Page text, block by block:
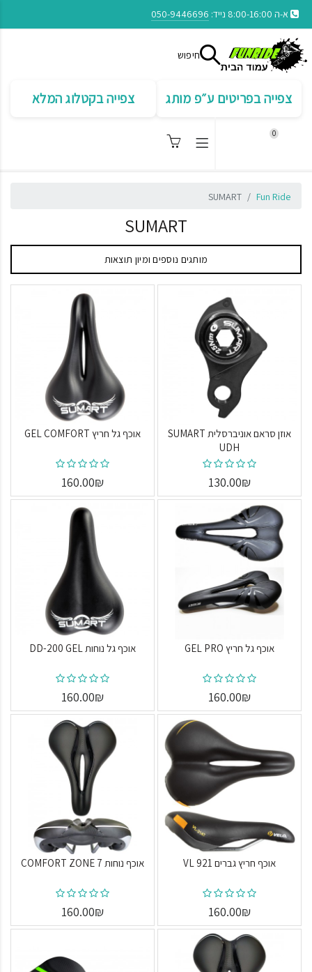
א-ה 8:00-16:00 נייד: 050-9446696
חיפוש
צפייה בפריטים ע״פ מותג צפייה בקטלוג המלא
0
Fun Ride
SUMART
SUMART
מותגים נוספים ומיון תוצאות
אוזן סראם אוניברסלית SUMART
UDH
130.00₪
אוכף גל חריץ GEL COMFORT
160.00₪
אוכף גל חריץ GEL PRO
160.00₪
אוכף גל נוחות DD-200 GEL
160.00₪
אוכף חריץ גברים VL 921
160.00₪
אוכף נוחות COMFORT ZONE 7
160.00₪